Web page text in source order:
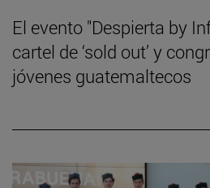
El evento "Despierta by
cartel de ‘sold out’ y
jóvenes guatemaltecos